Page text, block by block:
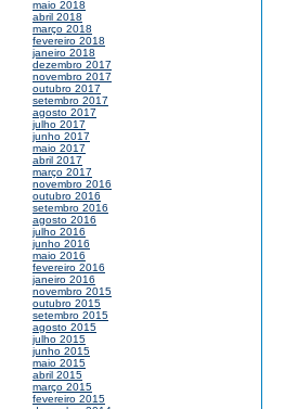
maio 2018
abril 2018
março 2018
fevereiro 2018
janeiro 2018
dezembro 2017
novembro 2017
outubro 2017
setembro 2017
agosto 2017
julho 2017
junho 2017
maio 2017
abril 2017
março 2017
novembro 2016
outubro 2016
setembro 2016
agosto 2016
julho 2016
junho 2016
maio 2016
fevereiro 2016
janeiro 2016
novembro 2015
outubro 2015
setembro 2015
agosto 2015
julho 2015
junho 2015
maio 2015
abril 2015
março 2015
fevereiro 2015